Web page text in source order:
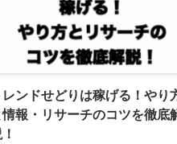
レンドせどりは稼げる！やり
情報・リサーチのコツを徹底